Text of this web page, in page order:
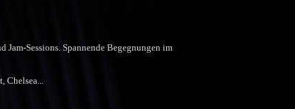
Sessions. Spannende Begegnungen im